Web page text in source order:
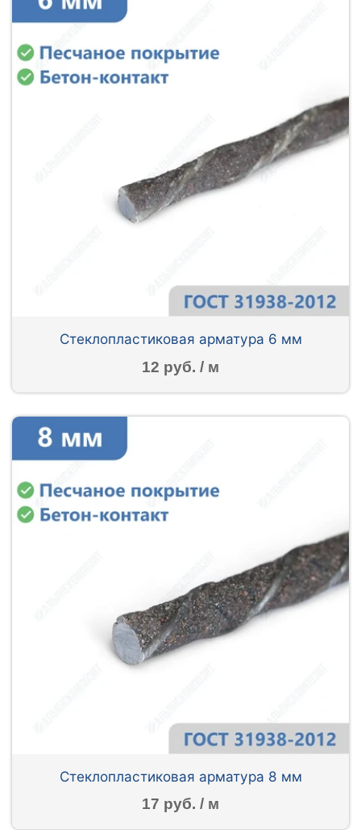
Стеклопластиковая арматура 6 мм
12 руб. / м
Стеклопластиковая арматура 8 мм
17 руб. / м